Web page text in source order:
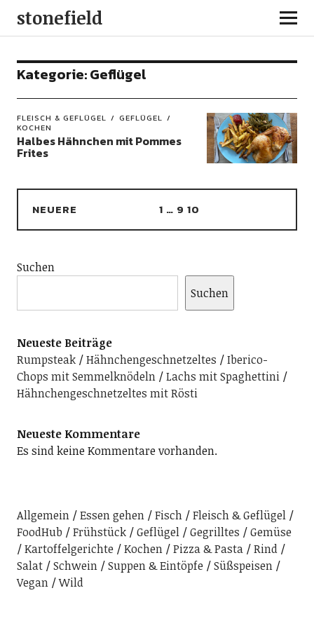
stonefield
Kategorie:Geflügel
FLEISCH & GEFLÜGEL
GEFLÜGEL
KOCHEN
Halbes Hähnchen mit Pommes
Frites
NEUERE 1 … 9 10
Suchen
Suchen
Neueste Beiträge
Rumpsteak
Hähnchengeschnetzeltes
Iberico-
Chops mit Semmelknödeln
Lachs mit Spaghettini
Hähnchengeschnetzeltes mit Rösti
Neueste Kommentare
Es sind keine Kommentare vorhanden.
Allgemein Essen gehen Fisch
Fleisch & Geflügel
FoodHub
Frühstück Geflügel Gegrilltes
Gemüse
Kartoffelgerichte
Kochen Pizza & Pasta
Rind
Salat
Schwein Suppen & Eintöpfe
Süßspeisen
Vegan
Wild